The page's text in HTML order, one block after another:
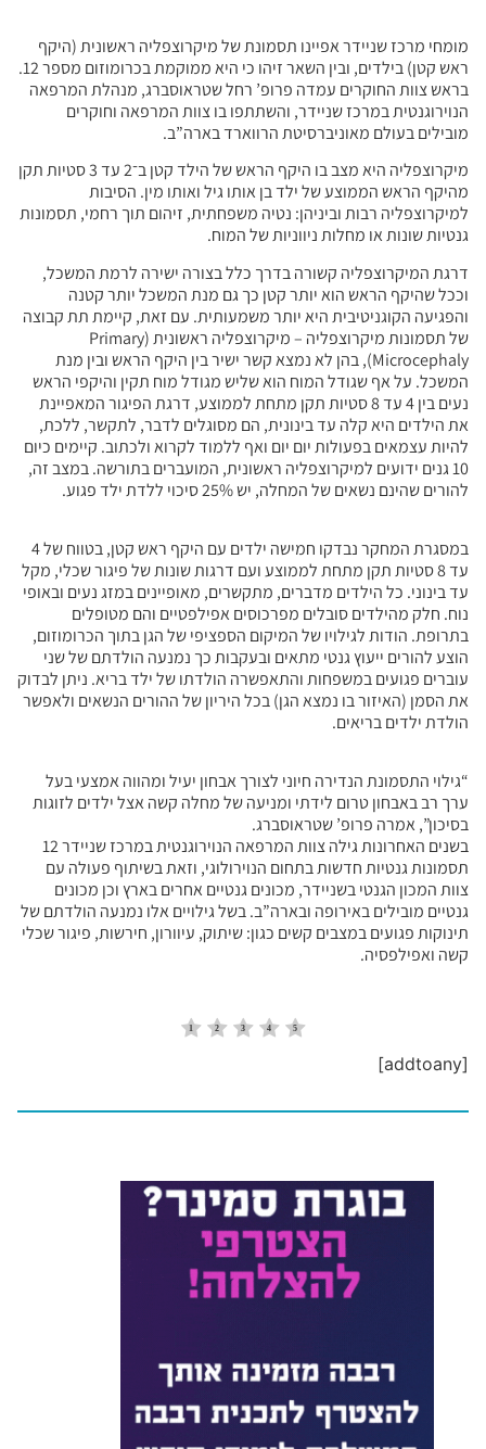
מומחי מרכז שניידר אפיינו תסמונת של מיקרוצפליה ראשונית (היקף
ראש קטן) בילדים, ובין השאר זיהו כי היא ממוקמת בכרומוזום מספר 12.
בראש צוות החוקרים עמדה פרופ’ רחל שטראוסברג, מנהלת המרפאה
הנוירוגנטית במרכז שניידר, והשתתפו בו צוות המרפאה וחוקרים
מובילים בעולם מאוניברסיטת הרווארד בארה”ב.
מיקרוצפליה היא מצב בו היקף הראש של הילד קטן ב־2 עד 3 סטיות תקן
מהיקף הראש הממוצע של ילד בן אותו גיל ואותו מין. הסיבות
למיקרוצפליה רבות וביניהן: נטיה משפחתית, זיהום תוך רחמי, תסמונות
גנטיות שונות או מחלות ניווניות של המוח.
דרגת המיקרוצפליה קשורה בדרך כלל בצורה ישירה לרמת המשכל,
וככל שהיקף הראש הוא יותר קטן כך גם מנת המשכל יותר קטנה
והפגיעה הקוגניטיבית היא יותר משמעותית. עם זאת, קיימת תת קבוצה
של תסמונות מיקרוצפליה – מיקרוצפליה ראשונית (Primary
Microcephaly), בהן לא נמצא קשר ישיר בין היקף הראש ובין מנת
המשכל. על אף שגודל המוח הוא שליש מגודל מוח תקין והיקפי הראש
נעים בין 4 עד 8 סטיות תקן מתחת לממוצע, דרגת הפיגור המאפיינת
את הילדים היא קלה עד בינונית, הם מסוגלים לדבר, לתקשר, ללכת,
להיות עצמאים בפעולות יום יום ואף ללמוד לקרוא ולכתוב. קיימים כיום
10 גנים ידועים למיקרוצפליה ראשונית, המועברים בתורשה. במצב זה,
להורים שהינם נשאים של המחלה, יש 25% סיכוי ללדת ילד פגוע.
במסגרת המחקר נבדקו חמישה ילדים עם היקף ראש קטן, בטווח של 4
עד 8 סטיות תקן מתחת לממוצע ועם דרגות שונות של פיגור שכלי, מקל
עד בינוני. כל הילדים מדברים, מתקשרים, מאופיינים במזג נעים ובאופי
נוח. חלק מהילדים סובלים מפרכוסים אפילפטיים והם מטופלים
בתרופת. הודות לגילויו של המיקום הספציפי של הגן בתוך הכרומוזום,
הוצע להורים ייעוץ גנטי מתאים ובעקבות כך נמנעה הולדתם של שני
עוברים פגועים במשפחות והתאפשרה הולדתו של ילד בריא. ניתן לבדוק
את הסמן (האיזור בו נמצא הגן) בכל היריון של ההורים הנשאים ולאפשר
הולדת ילדים בריאים.
“גילוי התסמונת הנדירה חיוני לצורך אבחון יעיל ומהווה אמצעי בעל
ערך רב באבחון טרום לידתי ומניעה של מחלה קשה אצל ילדים לזוגות
בסיכון”, אמרה פרופ’ שטראוסברג.
בשנים האחרונות גילה צוות המרפאה הנוירוגנטית במרכז שניידר 12
תסמונות גנטיות חדשות בתחום הנוירולוגי, וזאת בשיתוף פעולה עם
צוות המכון הגנטי בשניידר, מכונים גנטיים אחרים בארץ וכן מכונים
גנטיים מובילים באירופה ובארה”ב. בשל גילויים אלו נמנעה הולדתם של
תינוקות פגועים במצבים קשים כגון: שיתוק, עיוורון, חירשות, פיגור שכלי
קשה ואפילפסיה.
[addtoany]